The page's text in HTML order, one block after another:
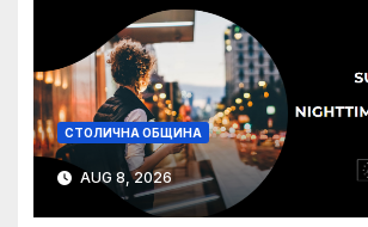
СТОЛИЧНА ОБЩИНА
AUG 8, 2026